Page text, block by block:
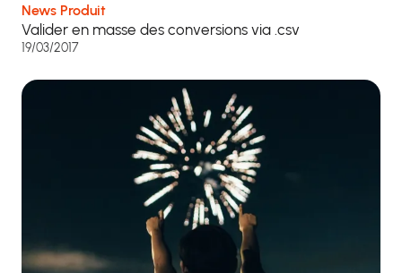
News Produit
Valider en masse des conversions via .csv
19/03/2017